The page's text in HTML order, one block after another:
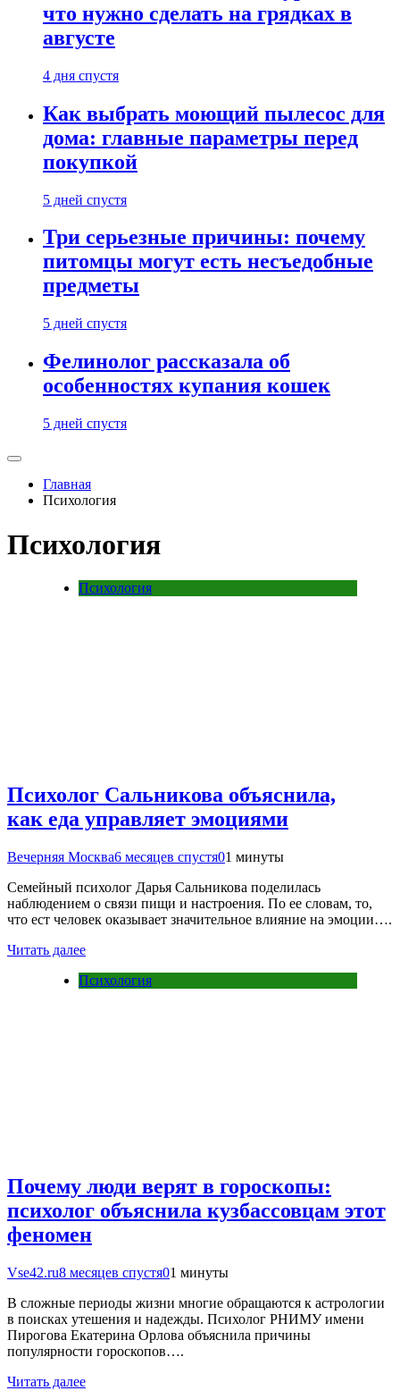
что нужно сделать на грядках в
августе
4 дня спустя
Как выбрать моющий пылесос для
дома: главные параметры перед
покупкой
5 дней спустя
Три серьезные причины: почему
питомцы могут есть несъедобные
предметы
5 дней спустя
Фелинолог рассказала об
особенностях купания кошек
5 дней спустя
Главная
Психология
Психология
Психология
Психолог Сальникова объяснила,
как еда управляет эмоциями
Вечерняя Москва6 месяцев спустя01 минуты
Семейный психолог Дарья Сальникова поделилась
наблюдением о связи пищи и настроения. По ее словам, то,
что ест человек оказывает значительное влияние на эмоции….
Читать далее
Психология
Почему люди верят в гороскопы:
психолог объяснила кузбассовцам этот
феномен
Vse42.ru8 месяцев спустя01 минуты
В сложные периоды жизни многие обращаются к астрологии
в поисках утешения и надежды. Психолог РНИМУ имени
Пирогова Екатерина Орлова объяснила причины
популярности гороскопов….
Читать далее